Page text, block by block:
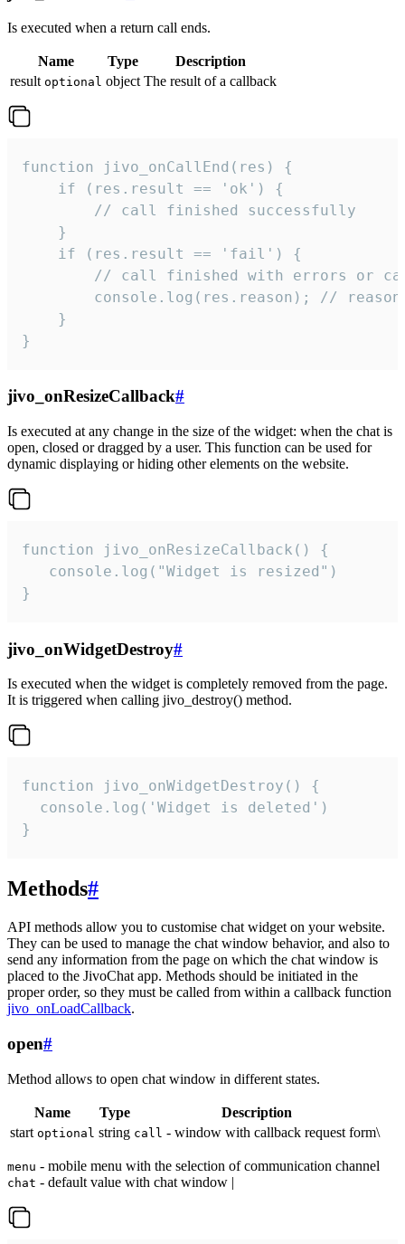
Is executed when a return call ends.
Name Type
Description
result optional object The result of a callback
function jivo_onCallEnd(res) {
    if (res.result == 'ok') {
        // call finished successfully
    }
    if (res.result == 'fail') {
// call finished with errors or
console.log(res.reason); //
    }
}
jivo_onResizeCallback#
Is executed at any change in the size of the widget: when the chat is
open, closed or dragged by a user. This function can be used for
dynamic displaying or hiding other elements on the website.
function jivo_onResizeCallback() {
   console.log("Widget is resized")
}
jivo_onWidgetDestroy#
Is executed when the widget is completely removed from the page.
It is triggered when calling jivo_destroy() method.
function jivo_onWidgetDestroy() {
  console.log('Widget is deleted')
}
Methods#
API methods allow you to customise chat widget on your website.
They can be used to manage the chat window behavior, and also to
send any information from the page on which the chat window is
placed to the JivoChat app. Methods should be initiated in the
proper order, so they must be called from within a callback function
jivo_onLoadCallback.
open#
Method allows to open chat window in different states.
Name Type
Description
start optional string call - window with callback request form\
menu - mobile menu with the selection of communication channel
chat - default value with chat window |